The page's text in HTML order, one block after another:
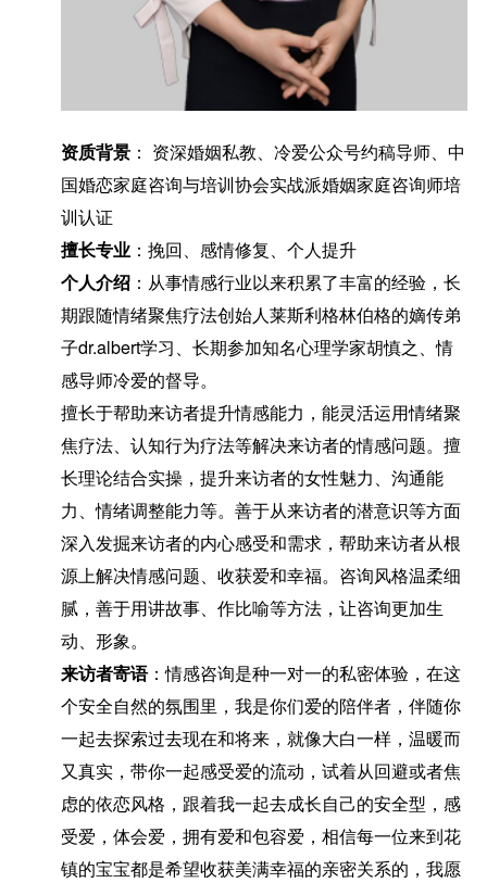
资质背景 ： 资深婚姻私教、冷爱公众号约稿导师、中
国婚恋家庭咨询与培训协会实战派婚姻家庭咨询师培
训认证
擅长专业 ：挽回、感情修复、个人提升
个人介绍 ：从事情感行业以来积累了丰富的经验，长
期跟随情绪聚焦疗法创始人莱斯利格林伯格的嫡传弟
子dr.albert学习、长期参加知名心理学家胡慎之、情
感导师冷爱的督导。
擅长于帮助来访者提升情感能力，能灵活运用情绪聚
焦疗法、认知行为疗法等解决来访者的情感问题。擅
长理论结合实操，提升来访者的女性魅力、沟通能
力、情绪调整能力等。善于从来访者的潜意识等方面
深入发掘来访者的内心感受和需求，帮助来访者从根
源上解决情感问题、收获爱和幸福。咨询风格温柔细
腻，善于用讲故事、作比喻等方法，让咨询更加生
动、形象。
来访者寄语：情感咨询是种一对一的私密体验，在这
个安全自然的氛围里，我是你们爱的陪伴者，伴随你
一起去探索过去现在和将来，就像大白一样，温暖而
又真实，带你一起感受爱的流动，试着从回避或者焦
虑的依恋风格，跟着我一起去成长自己的安全型，感
受爱，体会爱，拥有爱和包容爱，相信每一位来到花
镇的宝宝都是希望收获美满幸福的亲密关系的，我愿